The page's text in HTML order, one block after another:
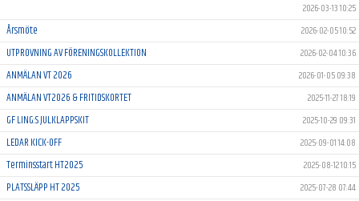
2026-03-13 10:25
Årsmöte 2026-02-05 10:52
UTPROVNING AV FÖRENINGSKOLLEKTION 2026-02-04 10:36
ANMÄLAN VT 2026 2026-01-05 09:38
ANMÄLAN VT2026 & FRITIDSKORTET 2025-11-27 18:19
GF LING:S JULKLAPPSKIT 2025-10-29 09:31
LEDAR KICK-OFF 2025-09-01 14:08
Terminsstart HT2025 2025-08-12 10:15
PLATSSLÄPP HT 2025 2025-07-28 07:44